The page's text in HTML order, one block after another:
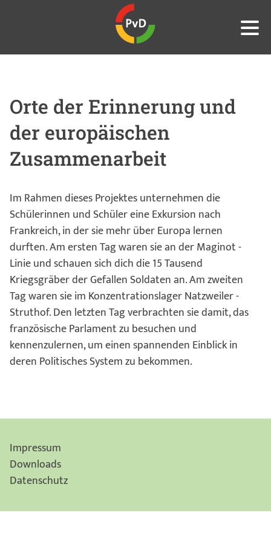
Orte der Erinnerung und
der europäischen
Zusammenarbeit
Im Rahmen dieses Projektes unternehmen die
Schülerinnen und Schüler eine Exkursion nach
Frankreich, in der sie mehr über Europa lernen
durften. Am ersten Tag waren sie an der Maginot -
Linie und schauen sich dich die 15 Tausend
Kriegsgräber der Gefallen Soldaten an. Am zweiten
Tag waren sie im Konzentrationslager Natzweiler -
Struthof. Den letzten Tag verbrachten sie damit, das
französische Parlament zu besuchen und
kennenzulernen, um einen spannenden Einblick in
deren Politisches System zu bekommen.
Impressum
Downloads
Datenschutz